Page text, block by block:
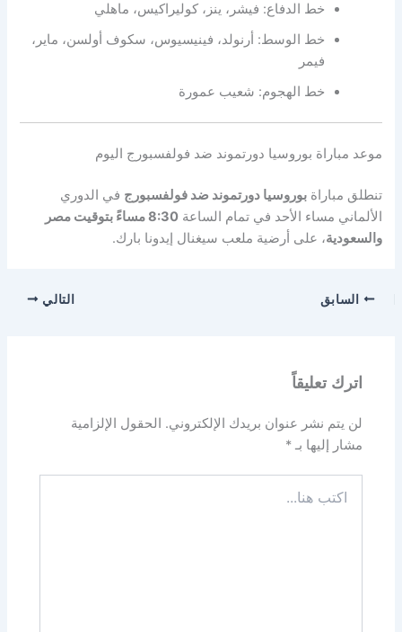
خط الدفاع: فيشر، ينز، كوليراكيس، ماهلي
خط الوسط: أرنولد، فينيسيوس، سكوف أولسن، ماير،
فيمر
خط الهجوم: شعيب عمورة
موعد مباراة بوروسيا دورتموند ضد فولفسبورج اليوم
تنطلق مباراةبوروسيا دورتموند ضد فولفسبورج في الدوري
الألماني مساء الأحد في تمام الساعة
8:30 مساءً بتوقيت مصر
والسعودية، على أرضية ملعب سيغنال إيدونا بارك.
السابق التالي
اترك تعليقاً
لن يتم نشر عنوان بريدك الإلكتروني. الحقول الإلزامية
مشار إليها بـ*
هنا...